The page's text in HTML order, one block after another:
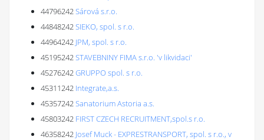
44796242Sárová s.r.o.
44848242SIEKO, spol. s r.o.
44964242 JPM, spol. s r.o.
45195242STAVEBNINY FIMA s.r.o. 'v likvidaci'
45276242GRUPPO spol. s r.o.
45311242 Integrate,a.s.
45357242Sanatorium Astoria a.s.
45803242 FIRST CZECH RECRUITMENT,spol.s r.o.
46358242 Josef Muck - EXPRESTRANSPORT, spol. s r.o., v